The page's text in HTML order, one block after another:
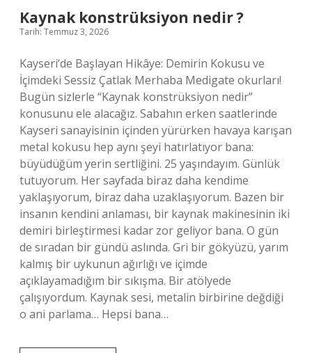
Kaynak konstrüksiyon nedir ?
Tarih: Temmuz 3, 2026
Kayseri’de Başlayan Hikâye: Demirin Kokusu ve
İçimdeki Sessiz Çatlak Merhaba Medigate okurları!
Bugün sizlerle “Kaynak konstrüksiyon nedir”
konusunu ele alacağız. Sabahın erken saatlerinde
Kayseri sanayisinin içinden yürürken havaya karışan
metal kokusu hep aynı şeyi hatırlatıyor bana:
büyüdüğüm yerin sertliğini. 25 yaşındayım. Günlük
tutuyorum. Her sayfada biraz daha kendime
yaklaşıyorum, biraz daha uzaklaşıyorum. Bazen bir
insanın kendini anlaması, bir kaynak makinesinin iki
demiri birleştirmesi kadar zor geliyor bana. O gün
de sıradan bir gündü aslında. Gri bir gökyüzü, yarım
kalmış bir uykunun ağırlığı ve içimde
açıklayamadığım bir sıkışma. Bir atölyede
çalışıyordum. Kaynak sesi, metalin birbirine değdiği
o ani parlama… Hepsi bana…